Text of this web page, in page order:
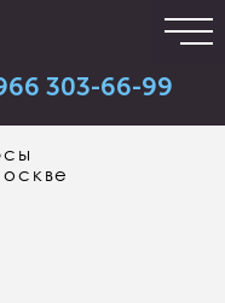
303-66-99